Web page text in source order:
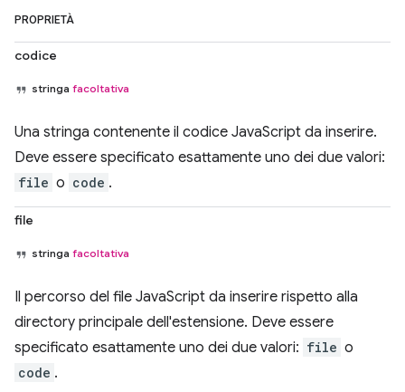
PROPRIETÀ
codice
stringa facoltativa
Una stringa contenente il codice JavaScript da inserire.
Deve essere specificato esattamente uno dei due valori:
file o code .
file
stringa facoltativa
Il percorso del file JavaScript da inserire rispetto alla
directory principale dell'estensione. Deve essere
specificato esattamente uno dei due valori: file o
code .